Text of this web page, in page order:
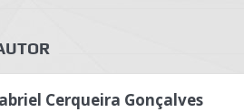
Cerqueira Gonçalves